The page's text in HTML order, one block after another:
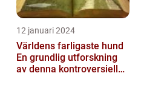
12 januari 2024
Världens farligaste hund
En grundlig utforskning
av denna kontroversiella